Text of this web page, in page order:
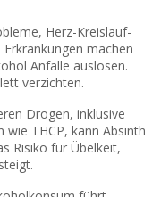
Herz-Kreislauf-
machen
Anfälle auslösen.
verzichten.
Drogen, inklusive
wie THCP, kann Absinth
Risiko für Übelkeit,